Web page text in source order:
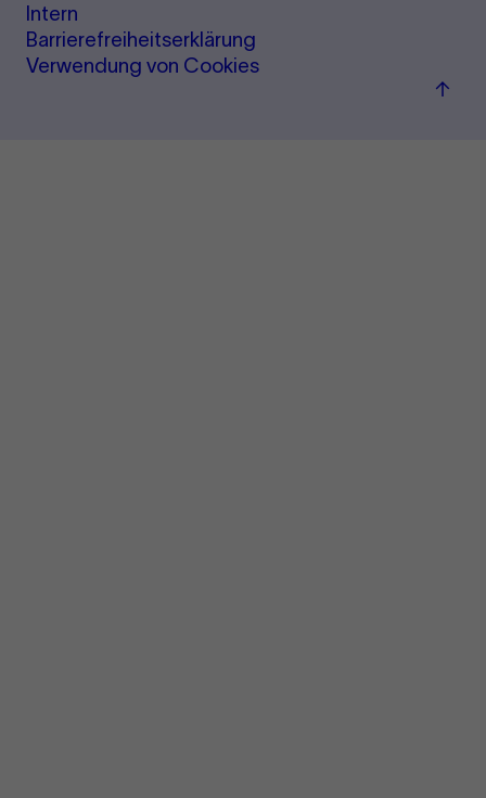
Intern
Barrierefreiheitserklärung
Verwendung von Cookies
Zu